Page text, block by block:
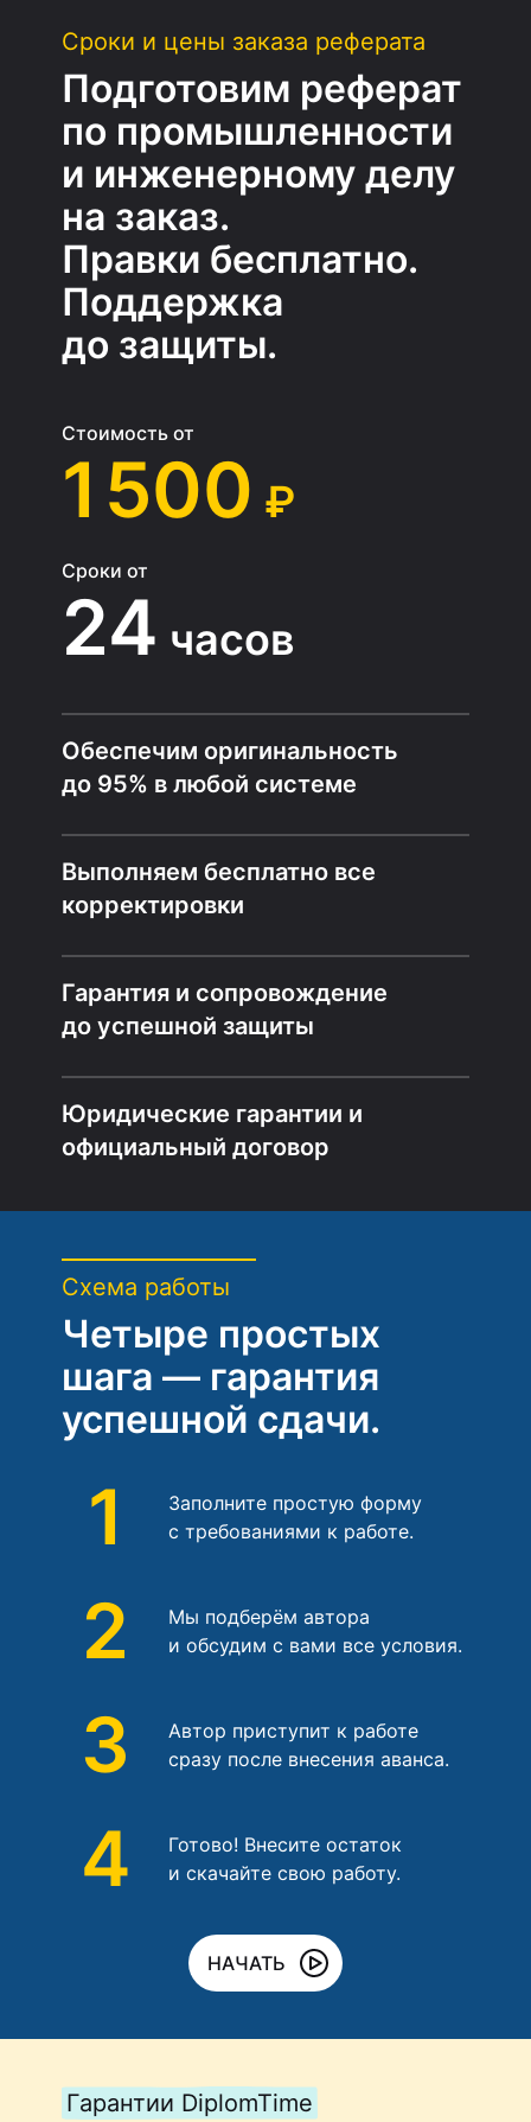
Сроки и цены заказа реферата
Подготовим реферат
по промышленности
и инженерному делу
на заказ.
Правки бесплатно.
Поддержка
до защиты.
Стоимость от
1 500 ₽
Сроки от
24 часов
Обеспечим оригинальность
до 95% в любой системе
Выполняем бесплатно все
корректировки
Гарантия и сопровождение
до успешной защиты
Юридические гарантии и
официальный договор
Схема работы
Четыре простых
шага — гарантия
успешной сдачи.
1
Заполните простую форму
с требованиями к работе.
2
Мы подберём автора
и обсудим с вами все условия.
3
Автор приступит к работе
сразу после внесения аванса.
4
Готово! Внесите остаток
и скачайте свою работу.
НАЧАТЬ
Гарантии DiplomTime